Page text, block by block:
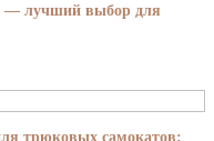
— лучший выбор для
трюковых самокатов: